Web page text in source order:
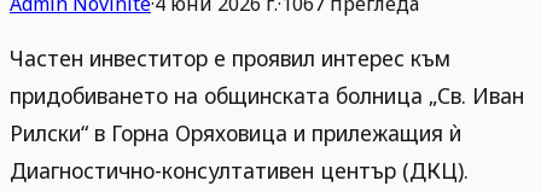
Частен инвеститор е проявил интерес към
придобиването на общинската болница „Св. Иван
Рилски“ в Горна Оряховица и прилежащия ѝ
Диагностично-консултативен център (ДКЦ).